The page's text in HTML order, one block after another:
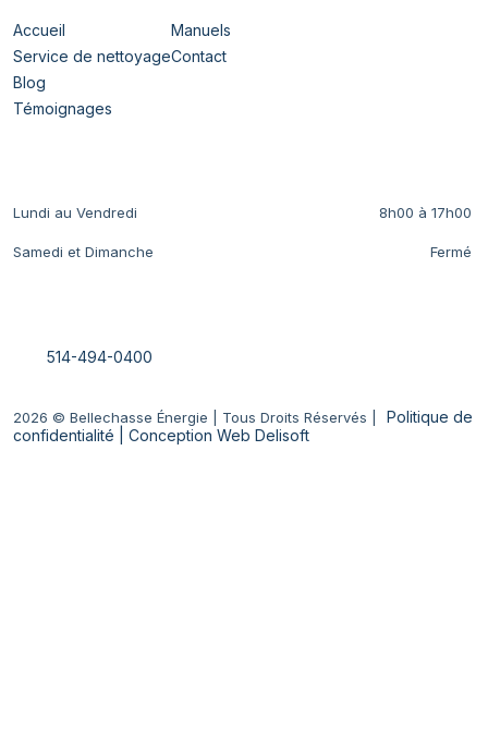
Accueil
Service de nettoyage
Blog
Témoignages
Manuels
Contact
Lundi au Vendredi 8h00 à 17h00
Samedi et Dimanche Fermé
514-494-0400
2026 © Bellechasse Énergie | Tous Droits Réservés |
Politique de
confidentialité
| Conception Web Delisoft